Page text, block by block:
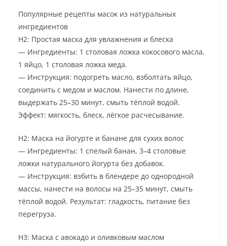
Популярные рецепты масок из натуральных
ингредиентов
H2: Простая маска для увлажнения и блеска
— Ингредиенты: 1 столовая ложка кокосового масла,
1 яйцо, 1 столовая ложка меда.
— Инструкция: подогреть масло, взболтать яйцо,
соединить с медом и маслом. Нанести по длине,
выдержать 25–30 минут, смыть тёплой водой.
Эффект: мягкость, блеск, лёгкое расчесывание.
H2: Маска на йогурте и банане для сухих волос
— Ингредиенты: 1 спелый банан, 3–4 столовые
ложки натурального йогурта без добавок.
— Инструкция: взбить в блендере до однородной
массы, нанести на волосы на 25–35 минут, смыть
тёплой водой. Результат: гладкость, питание без
перегруза.
H3: Маска с авокадо и оливковым маслом